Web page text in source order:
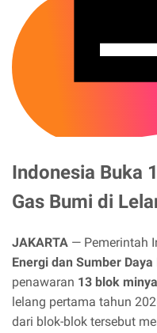
Indonesia Buka
Gas Bumi di
JAKARTA — Pemerintah
Energi dan Sumber
penawaran 13 blok
lelang pertama tahun
dari blok-blok tersebut